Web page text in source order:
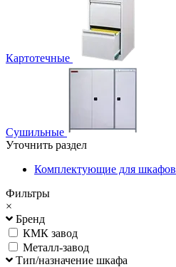
Картотечные
Сушильные
Уточнить раздел
Комплектующие для шкафов
Фильтры
×
Бренд
КМК завод
Металл-завод
Тип/назначение шкафа